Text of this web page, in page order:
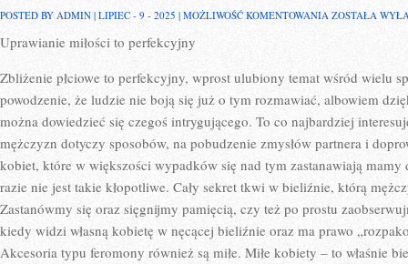
POSTED BY ADMIN | LIPIEC - 9 - 2025 | MOŻLIWOŚĆ KOMENTOWANIA CORAZ
ZOSTAŁA
Uprawianie miłości to perfekcyjny
Zbliżenie płciowe to perfekcyjny, wprost ulubiony temat wśród wielu
powodzenie, że ludzie nie boją się już o tym rozmawiać, albowiem
można dowiedzieć się czegoś intrygującego. To co najbardziej
mężczyzn dotyczy sposobów, na pobudzenie zmysłów partnera i
kobiet, które w większości wypadków się nad tym zastanawiają
razie nie jest takie kłopotliwe. Cały sekret tkwi w bieliźnie, którą
Zastanówmy się oraz sięgnijmy pamięcią, czy też po prostu
kiedy widzi własną kobietę w nęcącej bieliźnie oraz ma prawo
Akcesoria typu feromony również są miłe. Miłe kobiety – to właśnie